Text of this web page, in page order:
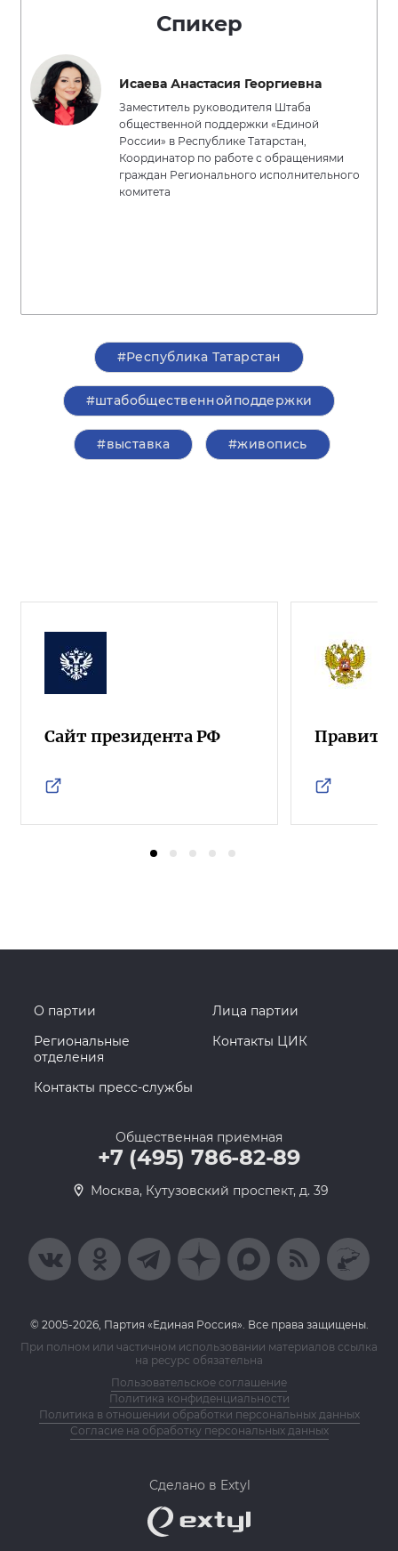
Спикер
Исаева Анастасия Георгиевна
Заместитель руководителя Штаба
общественной поддержки «Единой
России» в Республике Татарстан,
Координатор по работе с обращениями
граждан Регионального исполнительного
комитета
#Республика Татарстан
#штабобщественнойподдержки
#выставка #живопись
Сайт президента РФ
О партии
Лица партии
Региональные
отделения
Контакты ЦИК
Контакты пресс-службы
Общественная приемная
+7 (495) 786-82-89
Москва, Кутузовский проспект, д. 39
© 2005-2026, Партия «Единая Россия». Все права защищены.
При полном или частичном использовании материалов ссылка
на ресурс обязательна
Пользовательское соглашение
Политика конфиденциальности
Политика в отношении обработки персональных данных
Согласие на обработку персональных данных
Сделано в Extyl